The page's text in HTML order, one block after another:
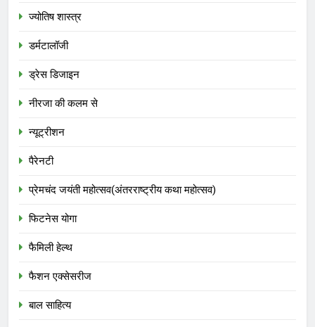
ज्योतिष शास्त्र
डर्मटालॉजी
ड्रेस डिजाइन
नीरजा की कलम से
न्यूट्रीशन
पैरेनटी
प्रेमचंद जयंती महोत्सव(अंतरराष्ट्रीय कथा महोत्सव)
फिटनेस योगा
फैमिली हेल्थ
फैशन एक्सेसरीज
बाल साहित्य